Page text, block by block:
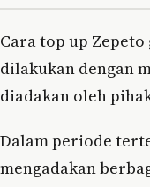
Cara top up
dilakukan dengan
diadakan oleh
Dalam periode
mengadakan